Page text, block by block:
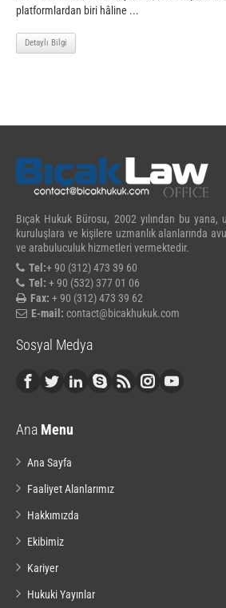
platformlardan biri hâline ...
Detaylı Bilgi
Bıçak Hukuk Bürosu, 2002 yılından bu
kuruluşlara ve kişilere uzmanlık alanlarında
ve arabuluculuk hizmetleri vermektedir.
Tel:+ 90 (312) 473 39 60
Tel: + 90 (532) 377 01 06
Fax: + 90 (312) 473 39 62
E-mail: contact@bicakhukuk.com
Sosyal Medya
Ana Menu
Ana Sayfa
Faaliyet Alanlarımız
Hakkımızda
Ekibimiz
Kariyer
Hukuki Yayınlar